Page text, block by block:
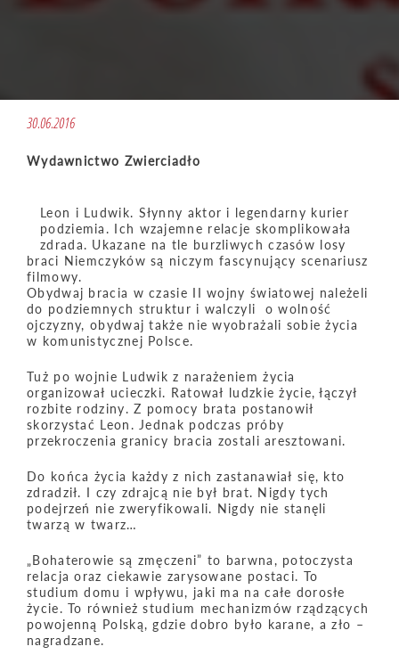
30.06.2016
Wydawnictwo Zwierciadło
Leon i Ludwik. Słynny aktor i legendarny kurier
podziemia. Ich wzajemne relacje skomplikowała
zdrada. Ukazane na tle burzliwych czasów losy
braci Niemczyków są niczym fascynujący scenariusz
filmowy.
Obydwaj bracia w czasie II wojny światowej należeli
do podziemnych struktur i walczyli o wolność
ojczyzny, obydwaj także nie wyobrażali sobie życia
w komunistycznej Polsce.
Tuż po wojnie Ludwik z narażeniem życia
organizował ucieczki. Ratował ludzkie życie, łączył
rozbite rodziny. Z pomocy brata postanowił
skorzystać Leon. Jednak podczas próby
przekroczenia granicy bracia zostali aresztowani.
Do końca życia każdy z nich zastanawiał się, kto
zdradził. I czy zdrajcą nie był brat. Nigdy tych
podejrzeń nie zweryfikowali. Nigdy nie stanęli
twarzą w twarz…
„Bohaterowie są zmęczeni” to barwna, potoczysta
relacja oraz ciekawie zarysowane postaci. To
studium domu i wpływu, jaki ma na całe dorosłe
życie. To również studium mechanizmów rządzących
powojenną Polską, gdzie dobro było karane, a zło –
nagradzane.